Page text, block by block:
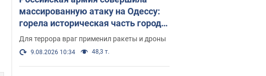
массированную атаку на Одессу:
горела историческая часть города,
есть пострадавшие. Фото и видео
Для террора враг применил ракеты и дроны
9.08.2026 10:34 48,3 т.